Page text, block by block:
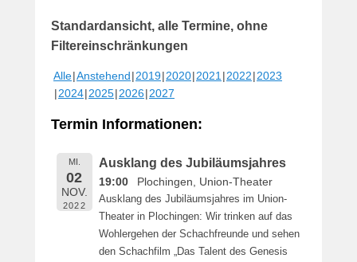
f
f
n
Standardansicht, alle Termine, ohne
Filtereinschränkungen
Alle Anstehend 2019 2020 2021 2022 2023
2024 2025 2026 2027
Termin Informationen:
MI.
02
NOV.
2022
Ausklang des Jubiläumsjahres
19:00 Plochingen, Union-Theater
Ausklang des Jubiläumsjahres im Union-
Theater in Plochingen: Wir trinken auf das
Wohlergehen der Schachfreunde und sehen
den Schachfilm „Das Talent des Genesis